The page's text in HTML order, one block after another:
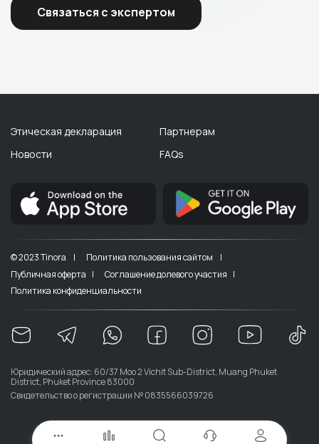
Связаться с экспертом
Этическая декларация
Новости
Партнерам
FAQs
© 2023 Tinora |
Политика пользования сайтом |
Публичная оферта |
Соглашение долевого участия |
Политика конфиденциальности
Юридический адрес: 60/37 Moo 2 Vichit Sub-District, Muang Phuket
District, Phuket Province 83000
Свидетельство о регистрации № 0835566039726